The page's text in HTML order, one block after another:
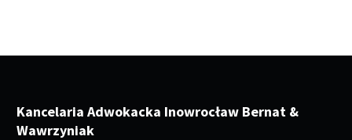
Kancelaria Adwokacka Inowrocław Bernat &
Wawrzyniak